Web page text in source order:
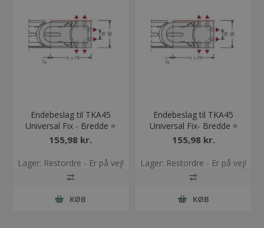
Endebeslag til TKA45
Universal Fix - Bredde =
75
155,98 kr.
Lager: Restordre - Er på vej!
KØB
Endebeslag til TKA45
Universal Fix- Bredde =
150
155,98 kr.
Lager: Restordre - Er på vej!
KØB